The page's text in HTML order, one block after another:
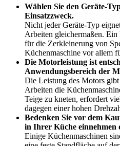
Wählen Sie den Geräte-
Einsatzzweck.
Nicht jeder Geräte-Typ
Arbeiten gleichermaßen.
für die Zerkleinerung von
Küchenmaschine vor allem
Die Motorleistung ist
Anwendungsbereich der
Die Leistung des Motors
Arbeiten die
Teige zu kneten, erfordert
dagegen einer hohen
Bedenken Sie vor dem
in Ihrer Küche einnehmen
Einige Küchenmaschinen